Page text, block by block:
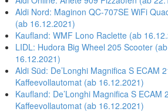
Aldi Nord: Maginon QC-707SE WiFi
(ab 16.12.2021)
Kaufland: WMF Lono Raclette (ab
LIDL: Hudora Big Wheel 205 Scooter (ab
16.12.2021)
Aldi Süd: De’Longhi Magnifica S ECAM
Kaffeevollautomat (ab 16.12.2021)
Kaufland: De’Longhi Magnifica S ECAM
Kaffeevollautomat (ab 16.12.2021)